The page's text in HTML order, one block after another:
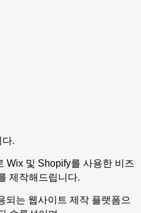
다.
Wix 및 Shopify를 사용한 비즈
제작해드립니다.
되는 웹사이트 제작 플랫폼으